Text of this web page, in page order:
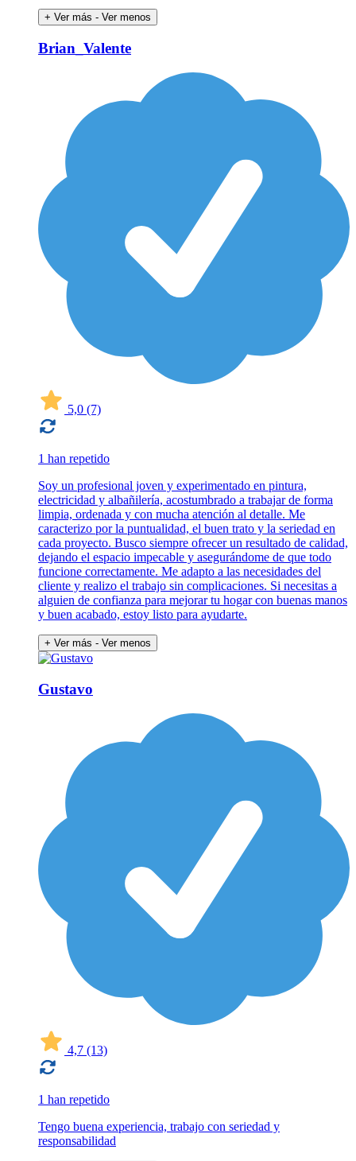
+ Ver más - Ver menos
Brian_Valente
5,0 (7)
1 han repetido
Soy un profesional joven y experimentado en pintura,
electricidad y albañilería, acostumbrado a trabajar de forma
limpia, ordenada y con mucha atención al detalle. Me
caracterizo por la puntualidad, el buen trato y la seriedad en
cada proyecto. Busco siempre ofrecer un resultado de calidad,
dejando el espacio impecable y asegurándome de que todo
funcione correctamente. Me adapto a las necesidades del
cliente y realizo el trabajo sin complicaciones. Si necesitas a
alguien de confianza para mejorar tu hogar con buenas manos
y buen acabado, estoy listo para ayudarte.
+ Ver más - Ver menos
Gustavo
4,7 (13)
1 han repetido
Tengo buena experiencia, trabajo con seriedad y
responsabilidad